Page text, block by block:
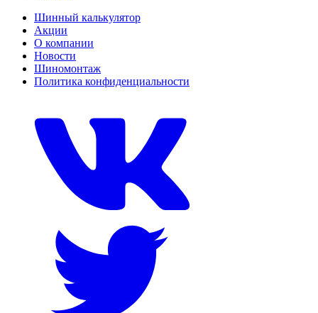
Шинный калькулятор
Акции
О компании
Новости
Шиномонтаж
Политика конфиденциальности